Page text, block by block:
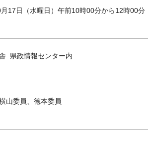
17日（水曜日）午前10時00分から12時00分
県政情報センター内
山委員、徳本委員